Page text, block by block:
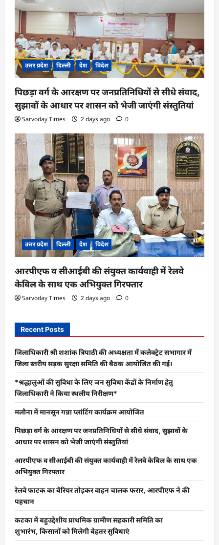
उत्तर प्रदेश दिल्ली देश विदेश
पिछड़ा वर्ग के आरक्षण पर जनप्रतिनिधियों से सीधे संवाद,
सुझावों के आधार पर शासन को भेजी जाएंगी संस्तुतियां
Sarvoday Times 2 days ago 0
उत्तर प्रदेश दिल्ली देश विदेश
आरपीएफ व सीआईबी की संयुक्त कार्यवाही में रेलवे
केबिल के साथ एक अभियुक्त गिरफ्तार
Sarvoday Times 2 days ago 0
Recent Posts
जिलाधिकारी श्री शशांक त्रिपाठी की अध्यक्षता में कलेक्ट्रेट सभागार में
जिला स्तरीय सड़क सुरक्षा समिति की बैठक आयोजित की गई।
*श्रद्धालुओं की सुविधा के लिए जन सुविधा केंद्रों के निर्माण हेतु
जिलाधिकारी ने किया स्थलीय निरीक्षण*
मलौना में मानसून गन्ना प्लांटिंग कार्यक्रम आयोजित
पिछड़ा वर्ग के आरक्षण पर जनप्रतिनिधियों से सीधे संवाद, सुझावों के
आधार पर शासन को भेजी जाएंगी संस्तुतियां
आरपीएफ व सीआईबी की संयुक्त कार्यवाही में रेलवे केबिल के साथ एक
अभियुक्त गिरफ्तार
रेलवे फाटक का बैरियर तोड़कर वाहन चालक फरार, आरपीएफ ने की
पहचान
कटका में बहुउद्देशीय प्राथमिक ग्रामीण सहकारी समिति का
शुभारंभ, किसानों को मिलेगी बेहतर सुविधाएं